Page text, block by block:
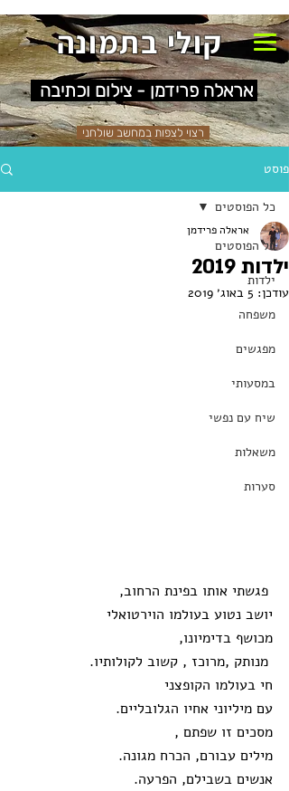
קולי בתמונה
אראלה פרידמן - צילום וכתיבה
רצוי לצפות במחשב שולחני
פוסט
כל הפוסטים
ילדות
משפחה
מפגשים
במסעותי
שיח עם נפשי
משאלות
סערות
כל הפוסטים
ילדות 2019
אראלה פרידמן
עודכן: 5 באוג׳ 2019
יושב נטוע בעולמו הוירטואלי
מכושף בדימיונו,
חי בעולמו הקופצני
עם מיליוני אחיו הגלובליים.
מסכים זו שפתם ,
מילים עבורם, הכרח מגונה.
אנשים בשבילם, הפרעה.